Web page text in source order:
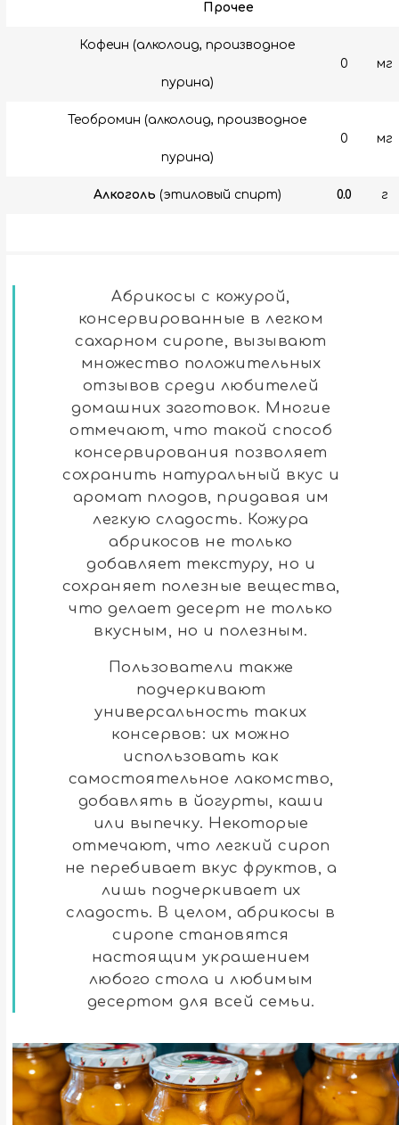
Прочее
Кофеин (алколоид, производное
пурина)
0 мг
Теобромин (алколоид, производное
пурина)
0 мг
Алкоголь (этиловый спирт) 0.0 г
Абрикосы с кожурой,
консервированные в легком
сахарном сиропе, вызывают
множество положительных
отзывов среди любителей
домашних заготовок. Многие
отмечают, что такой способ
консервирования позволяет
сохранить натуральный вкус и
аромат плодов, придавая им
легкую сладость. Кожура
абрикосов не только
добавляет текстуру, но и
сохраняет полезные вещества,
что делает десерт не только
вкусным, но и полезным.
Пользователи также
подчеркивают
универсальность таких
консервов: их можно
использовать как
самостоятельное лакомство,
добавлять в йогурты, каши
или выпечку. Некоторые
отмечают, что легкий сироп
не перебивает вкус фруктов, а
лишь подчеркивает их
сладость. В целом, абрикосы в
сиропе становятся
настоящим украшением
любого стола и любимым
десертом для всей семьи.